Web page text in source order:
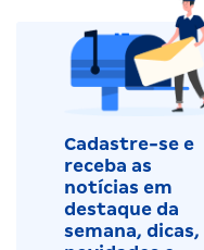
Cadastre-se e
receba as
notícias em
destaque da
semana, dicas,